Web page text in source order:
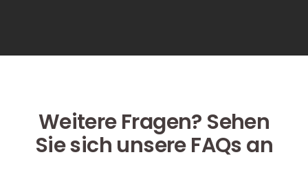
Weitere Fragen? Sehen
Sie sich unsere FAQs an